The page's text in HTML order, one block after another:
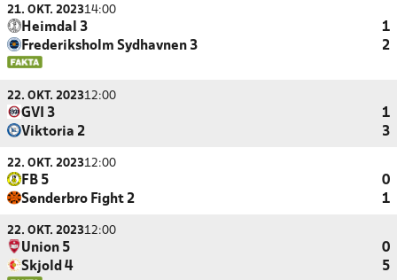
21. OKT. 202314:00
Heimdal 3
1
Frederiksholm Sydhavnen 3
2
22. OKT. 202312:00
GVI 3
1
Viktoria 2
3
22. OKT. 202312:00
FB 5
0
Sønderbro Fight 2
1
22. OKT. 202312:00
Union 5
0
Skjold 4
5